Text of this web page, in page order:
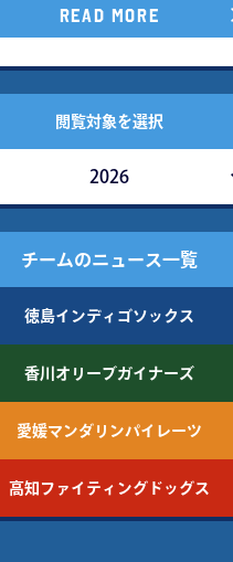
READ MORE
閲覧対象を選択
2026
チームのニュース一覧
徳島インディゴソックス
香川オリーブガイナーズ
愛媛マンダリンパイレーツ
高知ファイティングドッグス